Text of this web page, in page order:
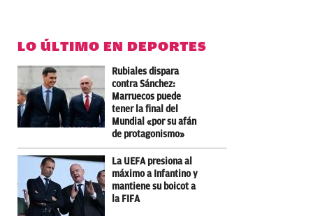
LO ÚLTIMO EN DEPORTES
Rubiales dispara
contra Sánchez:
Marruecos puede
tener la final del
Mundial «por su afán
de protagonismo»
La UEFA presiona al
máximo a Infantino y
mantiene su boicot a
la FIFA